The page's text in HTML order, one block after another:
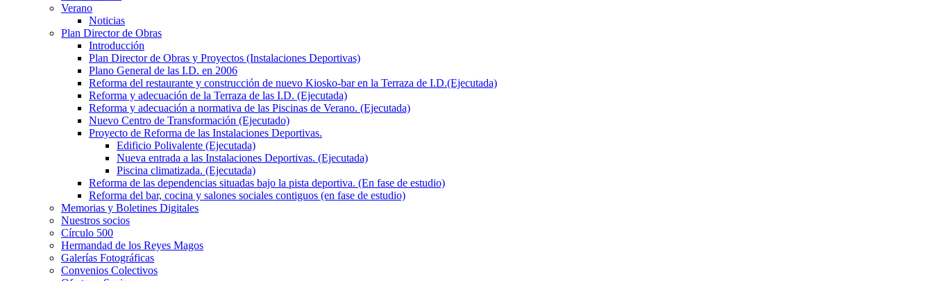
Verano
Noticias
Plan Director de Obras
Introducción
Plan Director de Obras y Proyectos (Instalaciones Deportivas)
Plano General de las I.D. en 2006
Reforma del restaurante y construcción de nuevo Kiosko-bar en la Terraza de I.D.(Ejecutada)
Reforma y adecuación de la Terraza de las I.D. (Ejecutada)
Reforma y adecuación a normativa de las Piscinas de Verano. (Ejecutada)
Nuevo Centro de Transformación (Ejecutado)
Proyecto de Reforma de las Instalaciones Deportivas.
Edificio Polivalente (Ejecutada)
Nueva entrada a las Instalaciones Deportivas. (Ejecutada)
Piscina climatizada. (Ejecutada)
Reforma de las dependencias situadas bajo la pista deportiva. (En fase de estudio)
Reforma del bar, cocina y salones sociales contiguos (en fase de estudio)
Memorias y Boletines Digitales
Nuestros socios
Círculo 500
Hermandad de los Reyes Magos
Galerías Fotográficas
Convenios Colectivos